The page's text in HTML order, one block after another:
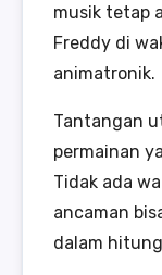
musik tetap
Freddy di
animatronik.
Tantangan
permainan
Tidak ada
ancaman
dalam